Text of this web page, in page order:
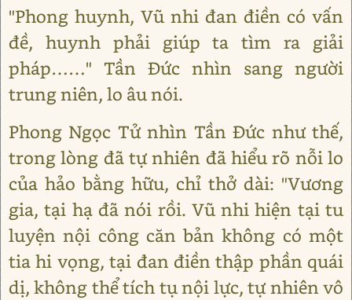
"Phong huynh, Vũ nhi đan điền có vấn
đề, huynh phải giúp ta tìm ra giải
pháp……" Tần Đức nhìn sang người
trung niên, lo âu nói.
Phong Ngọc Tử nhìn Tần Đức như thế,
trong lòng đã tự nhiên đã hiểu rõ nỗi lo
của hảo bằng hữu, chỉ thở dài: "Vương
gia, tại hạ đã nói rồi. Vũ nhi hiện tại tu
luyện nội công căn bản không có một
tia hi vọng, tại đan điền thập phần quái
dị, không thể tích tụ nội lực, tự nhiên vô